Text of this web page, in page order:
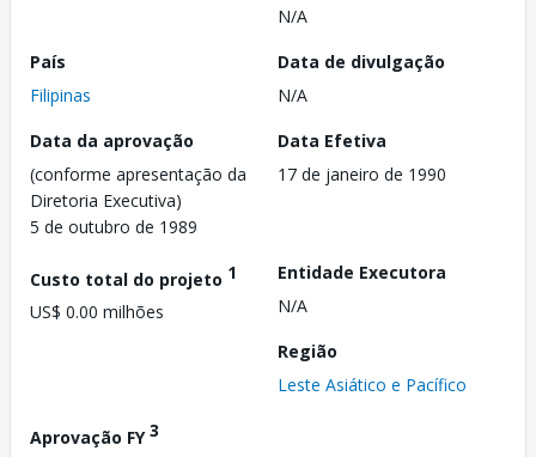
N/A
País
Filipinas
Data de divulgação
N/A
Data da aprovação
(conforme apresentação da
Diretoria Executiva)
5 de outubro de 1989
Data Efetiva
17 de janeiro de 1990
Custo total do projeto 1
US$ 0.00 milhões
Entidade Executora
N/A
Região
Leste Asiático e Pacífico
Aprovação FY3